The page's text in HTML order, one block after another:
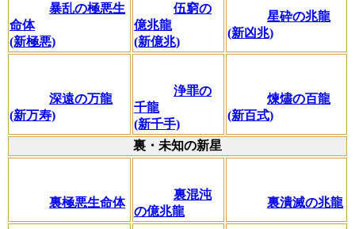
暴乱の極悪生
命体
(新極悪)
伍窮の
億兆龍
(新億兆)
星砕の兆龍
(新凶兆)
深遠の万龍
(新万寿)
浄罪の
千龍
(新千手)
煉燼の百龍
(新百式)
裏・未知の新星
裏極悪生命体
裏混沌
の億兆龍
裏潰滅の兆龍